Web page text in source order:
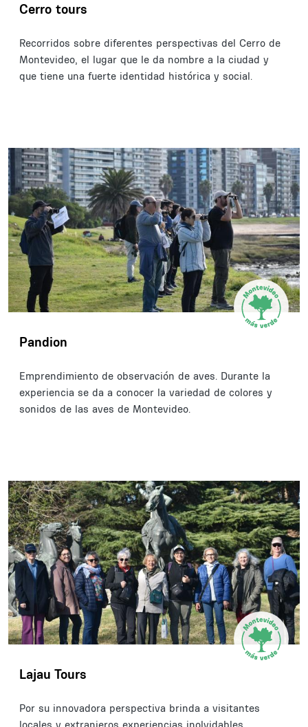
Cerro tours
Recorridos sobre diferentes perspectivas del Cerro de
Montevideo, el lugar que le da nombre a la ciudad y
que tiene una fuerte identidad histórica y social.
Pandion
Emprendimiento de observación de aves. Durante la
experiencia se da a conocer la variedad de colores y
sonidos de las aves de Montevideo.
Lajau Tours
Por su innovadora perspectiva brinda a visitantes